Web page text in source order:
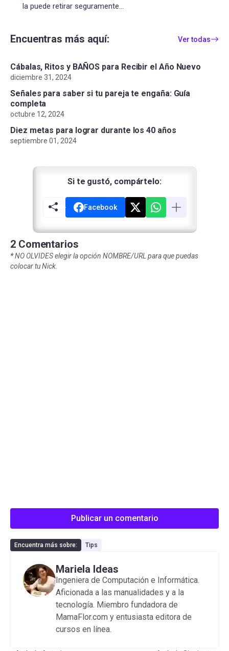
la puede retirar seguramente...
Encuentras más aquí: Ver todas
Cábalas, Ritos y BAÑOS para Recibir el Año Nuevo
diciembre 31, 2024
Señales para saber si tu pareja te engaña: Guía
completa
octubre 12, 2024
Diez metas para lograr durante los 40 años
septiembre 01, 2024
Si te gustó, compártelo:
Facebook
2 Comentarios
*NO OLVIDES elegir la opción NOMBRE/URL para que puedas
colocar tu Nick.
Publicar un comentario
Encuentra más sobre: Tips
Mariela Ideas
Ingeniera de Computación e Informática.
Aficionada a las manualidades y a la
tecnología. Miembro fundadora de
MamaFlor.com y entusiasta editora de
cursos en línea.